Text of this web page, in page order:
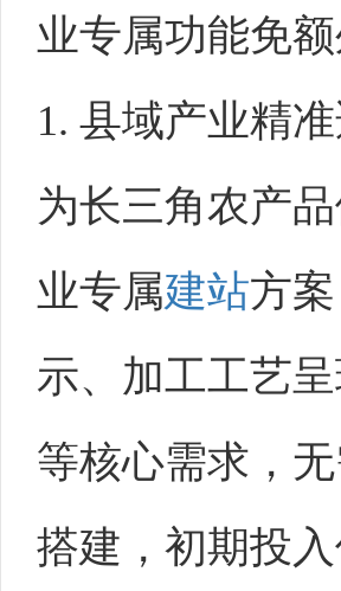
业专属功能免
1. 县域产业精
为长三角农产
业专属建站方
示、加工工艺
等核心需求，
搭建，初期投